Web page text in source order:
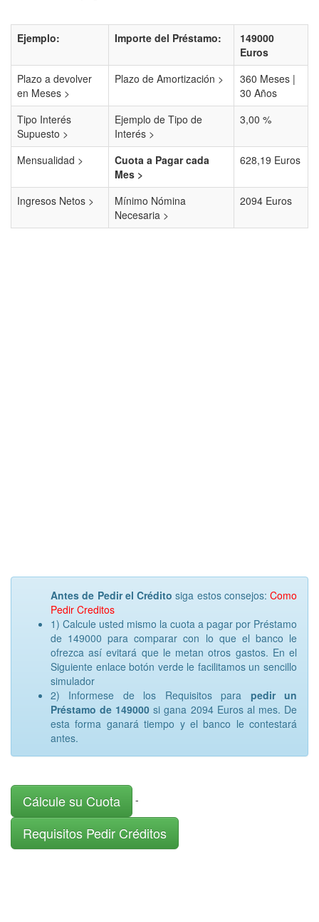
Ejemplo: Importe del Préstamo:
149000
Euros
Plazo a devolver
en Meses >
Plazo de Amortización >
360 Meses |
30 Años
Tipo Interés
Supuesto >
Ejemplo de Tipo de
Interés >
3,00 %
Mensualidad >
Cuota a Pagar cada
Mes >
628,19 Euros
Ingresos Netos >
Mínimo Nómina
Necesaria >
2094 Euros
Antes de Pedir el Crédito siga estos consejos: Como
Pedir Creditos
1) Calcule usted mismo la cuota a pagar por Préstamo
de 149000 para comparar con lo que el banco le
ofrezca así evitará que le metan otros gastos. En el
Siguiente enlace botón verde le facilitamos un sencillo
simulador
2) Informese de los Requisitos para pedir un
Préstamo de 149000si gana 2094 Euros al mes. De
esta forma ganará tiempo y el banco le contestará
antes.
Cálcule su Cuota -
Requisitos Pedir Créditos